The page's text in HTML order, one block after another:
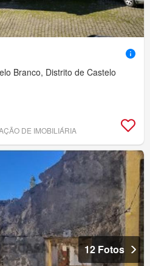
Branco, Distrito de Castelo
DE IMOBILIÁRIA
12 Fotos